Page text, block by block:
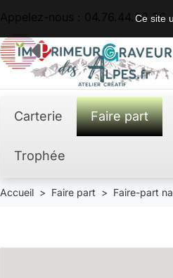
04.76.44.62.36
Carterie Faire part
Trophée
Accueil Faire part Faire-part
Ce site